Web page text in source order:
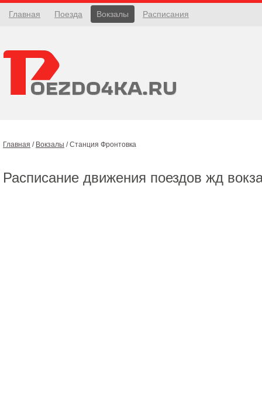
Главная Поезда Вокзалы Расписания
Главная / Вокзалы /Станция Фронтовка
Расписание движения поездов жд